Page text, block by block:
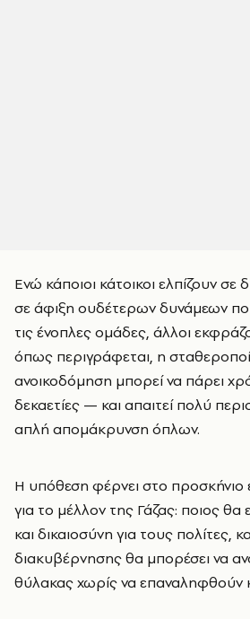
Ενώ κάποιοι κάτοικοι ελπίζουν
σε άφιξη ουδέτερων δυνάμεων
τις ένοπλες ομάδες, άλλοι
όπως περιγράφεται, η
ανοικοδόμηση μπορεί να πάρει
δεκαετίες — και απαιτεί πολύ
απλή απομάκρυνση όπλων.
Η υπόθεση φέρνει στο προσκήνιο
για το μέλλον της Γάζας: ποιος θα
και δικαιοσύνη για τους πολίτες,
διακυβέρνησης θα μπορέσει να
θύλακας χωρίς να επαναληφθούν